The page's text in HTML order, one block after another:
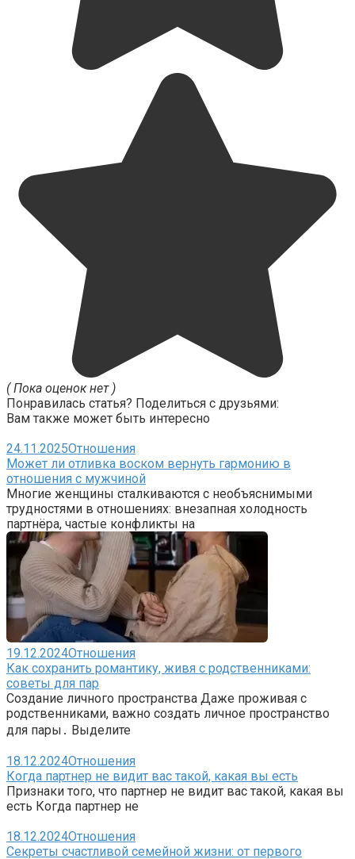
( Пока оценок нет )
Понравилась статья? Поделиться с друзьями:
Вам также может быть интересно
24.11.2025Отношения
Может ли отливка воском вернуть гармонию в
отношения с мужчиной
Многие женщины сталкиваются с необъяснимыми
трудностями в отношениях: внезапная холодность
партнёра, частые конфликты на
19.12.2024Отношения
Как сохранить романтику, живя с родственниками:
советы для пар
Создание личного пространства Даже проживая с
родственниками, важно создать личное пространство
для пары․ Выделите
18.12.2024Отношения
Когда партнер не видит вас такой, какая вы есть
Признаки того, что партнер не видит вас такой, какая вы
есть Когда партнер не
18.12.2024Отношения
Секреты счастливой семейной жизни: от первого